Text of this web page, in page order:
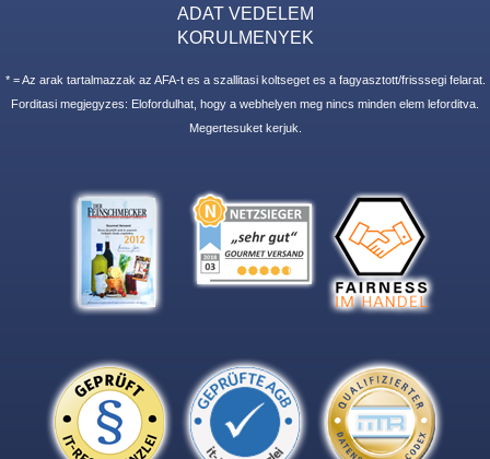
ADAT VEDELEM
KORULMENYEK
* = Az arak tartalmazzak az AFA-t es a szallitasi koltseget es a fagyasztott/frisssegi felarat.
Forditasi megjegyzes: Elofordulhat, hogy a webhelyen meg nincs minden elem leforditva.
Megertesuket kerjuk.